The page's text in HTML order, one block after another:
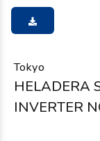
Tokyo
HELADERA
INVERTER